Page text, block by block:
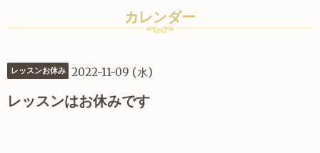
カレンダー
レッスンお休み 2022-11-09 (水)
レッスンはお休みです